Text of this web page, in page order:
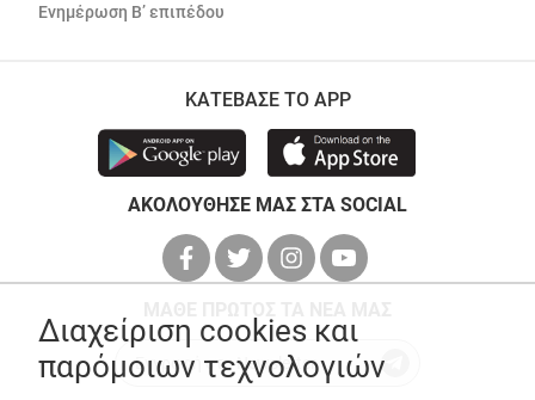
Ενημέρωση Β’ επιπέδου
ΚΑΤΕΒΑΣΕ ΤΟ APP
ΑΚΟΛΟΥΘΗΣΕ ΜΑΣ ΣΤΑ SOCIAL
Διαχείριση cookies και
παρόμοιων τεχνολογιών